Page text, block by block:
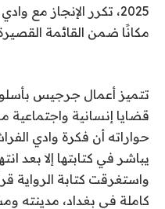
2025، تكرر الإنجاز مع
مكانًا ضمن القائمة
تتميز أعمال جرجيس
قضايا إنسانية
حواراته أن فكرة وادي
يباشر في كتابتها إلا بعد
واستغرقت كتابة الرواية
كاملة في بغداد، مدينته